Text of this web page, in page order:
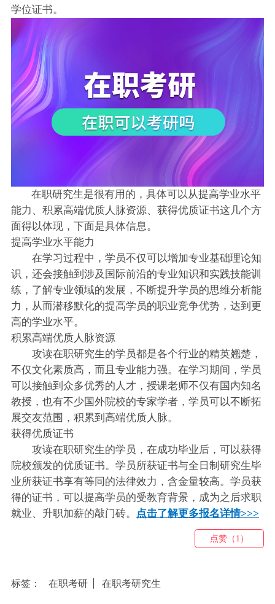
学位证书。
在职研究生是很有用的，具体可以从提高学业水平
能力、积累高端优质人脉资源、获得优质证书这几个方
面得以体现，下面是具体信息。
提高学业水平能力
在学习过程中，学员不仅可以增加专业基础理论知
识，还会接触到涉及国际前沿的专业知识和实践技能训
练，了解专业领域的发展，不断提升学员的思维分析能
力，从而潜移默化的提高学员的职业竞争优势，达到更
高的学业水平。
积累高端优质人脉资源
攻读在职研究生的学员都是各个行业的精英翘楚，
不仅文化素质高，而且专业能力强。在学习期间，学员
可以接触到众多优秀的人才，授课老师不仅有国内知名
教授，也有不少国外院校的专家学者，学员可以不断拓
展交友范围，积累到高端优质人脉。
获得优质证书
攻读在职研究生的学员，在成功毕业后，可以获得
院校颁发的优质证书。学员所获证书与全日制研究生毕
业所获证书享有等同的法律效力，含金量较高。学员获
得的证书，可以提高学员的受教育背景，成为之后求职
就业、升职加薪的敲门砖。
点击了解更多报名详情>>>
点赞（1）
标签： 在职考研 在职考研究生